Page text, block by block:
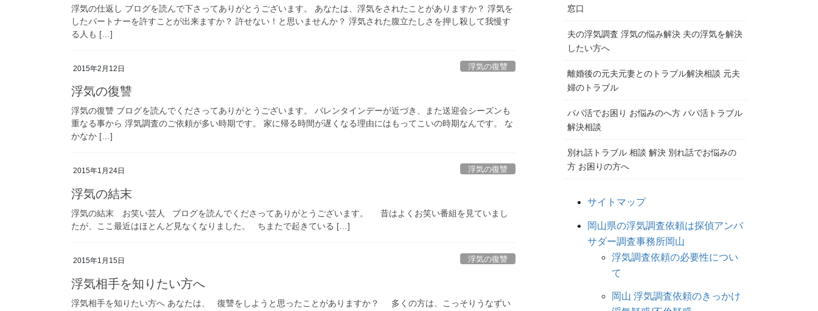
浮気の仕返し ブログを読んで下さってありがとうございます。 あなたは、浮気をされたことがありますか？ 浮気を
したパートナーを許すことが出来ますか？ 許せない！と思いませんか？ 浮気された腹立たしさを押し殺して我慢す
る人も […]
2015年2月12日 浮気の復讐
浮気の復讐
浮気の復讐 ブログを読んでくださってありがとうございます。 バレンタインデーが近づき、また送迎会シーズンも
重なる事から 浮気調査のご依頼が多い時期です。 家に帰る時間が遅くなる理由にはもってこいの時期なんです。 な
かなか […]
2015年1月24日 浮気の復讐
浮気の結末
浮気の結末 お笑い芸人 ブログを読んでくださってありがとうございます。 昔はよくお笑い番組を見ていまし
たが、ここ最近はほとんど見なくなりました。 ちまたで起きている […]
2015年1月15日 浮気の復讐
浮気相手を知りたい方へ
浮気相手を知りたい方へ あなたは、 復讐をしようと思ったことがありますか？ 多くの方は、こっそりうなずい
窓口
夫の浮気調査 浮気の悩み解決 夫の浮気を解決
したい方へ
離婚後の元夫元妻とのトラブル解決相談 元夫
婦のトラブル
パパ活でお困り お悩みのへ方 パパ活トラブル
解決相談
別れ話トラブル 相談 解決 別れ話でお悩みの
方 お困りの方へ
サイトマップ
岡山県の浮気調査依頼は探偵アンバ
サダー調査事務所岡山
浮気調査依頼の必要性につい
て
岡山 浮気調査依頼のきっかけ